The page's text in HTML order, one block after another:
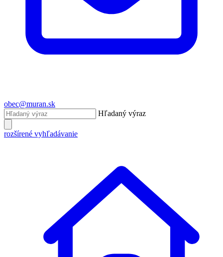
obec@muran.sk
Hľadaný výraz
rozšírené vyhľadávanie